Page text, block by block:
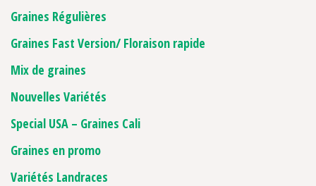
Graines Régulières
Graines Fast Version/ Floraison rapide
Mix de graines
Nouvelles Variétés
Special USA – Graines Cali
Graines en promo
Variétés Landraces